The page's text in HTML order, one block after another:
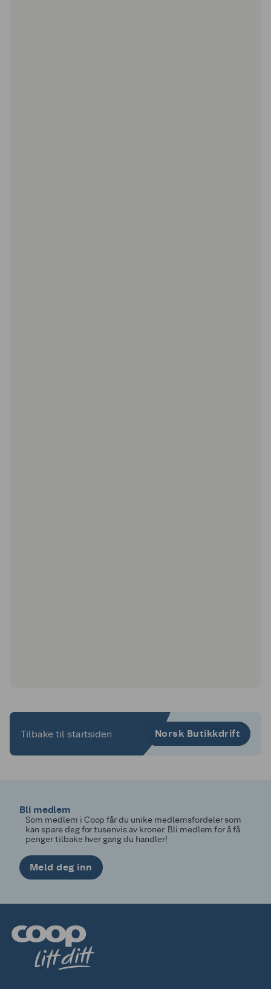
Tilbake til startsiden Norsk Butikkdrift
Bli medlem
Som medlem i Coop får du unike medlemsfordeler som
kan spare deg for tusenvis av kroner. Bli medlem for å få
penger tilbake hver gang du handler!
Meld deg inn